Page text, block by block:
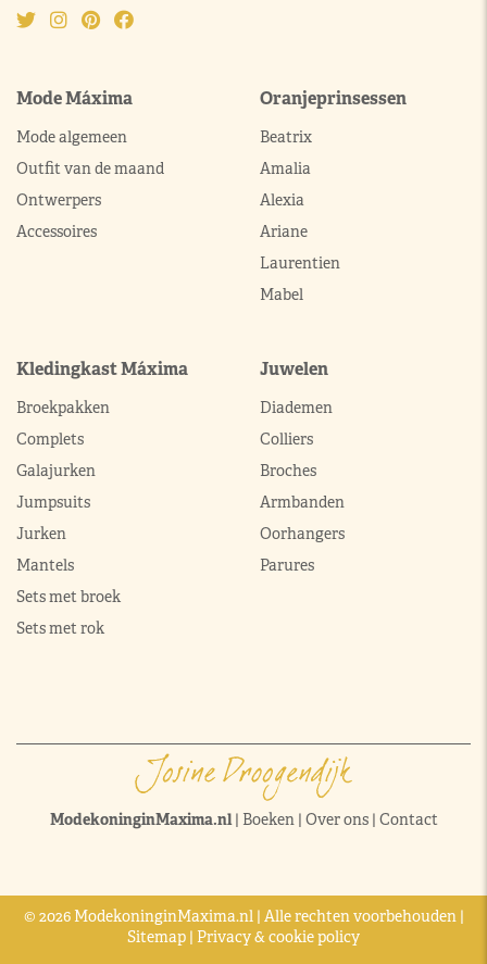
Mode Máxima
Mode algemeen
Outfit van de maand
Ontwerpers
Accessoires
Oranjeprinsessen
Beatrix
Amalia
Alexia
Ariane
Laurentien
Mabel
Kledingkast Máxima
Broekpakken
Complets
Galajurken
Jumpsuits
Jurken
Mantels
Sets met broek
Sets met rok
Juwelen
Diademen
Colliers
Broches
Armbanden
Oorhangers
Parures
ModekoninginMaxima.nl| Boeken| Over ons| Contact
© 2026 ModekoninginMaxima.nl | Alle rechten voorbehouden |
Sitemap | Privacy & cookie policy